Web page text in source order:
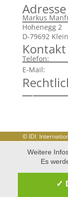
Adresse
Markus
Hohenegg 2
D-79692
Kontakt
Telefon:
E-Mail:
© IDI
Weitere
Es
✓